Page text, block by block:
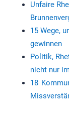
Unfaire
15 Wege,
gewinnen
Politik,
nicht nur
18